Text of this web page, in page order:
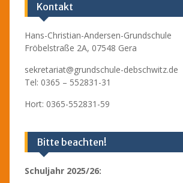
Kontakt
Hans-Christian-Andersen-Grundschule
Fröbelstraße 2A, 07548 Gera
sekretariat@grundschule-debschwitz.de
Tel: 0365 – 552831-31
Hort: 0365-552831-59
Bitte beachten!
Schuljahr 2025/26: